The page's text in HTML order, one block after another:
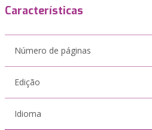
Características
Número de páginas
Edição
Idioma